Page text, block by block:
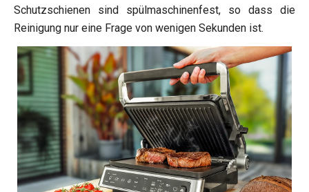
Schutzschienen sind spülmaschinenfest, so dass die
Reinigung nur eine Frage von wenigen Sekunden ist.